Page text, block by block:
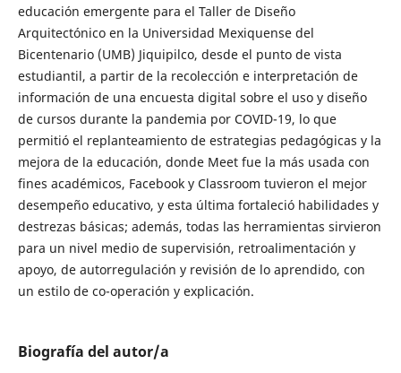
educación emergente para el Taller de Diseño
Arquitectónico en la Universidad Mexiquense del
Bicentenario (UMB) Jiquipilco, desde el punto de vista
estudiantil, a partir de la recolección e interpretación de
información de una encuesta digital sobre el uso y diseño
de cursos durante la pandemia por COVID-19, lo que
permitió el replanteamiento de estrategias pedagógicas y la
mejora de la educación, donde Meet fue la más usada con
fines académicos, Facebook y Classroom tuvieron el mejor
desempeño educativo, y esta última fortaleció habilidades y
destrezas básicas; además, todas las herramientas sirvieron
para un nivel medio de supervisión, retroalimentación y
apoyo, de autorregulación y revisión de lo aprendido, con
un estilo de co-operación y explicación.
Biografía del autor/a